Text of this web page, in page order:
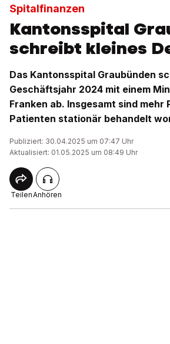
Spitalfinanzen
Kantonsspital
schreibt kleines
Das Kantonsspital Graubünden
Geschäftsjahr 2024 mit einem
Franken ab. Insgesamt sind mehr
Patienten stationär behandelt
Publiziert: 30.04.2025 um 07:47 Uhr
Aktualisiert: 01.05.2025 um 08:49 Uhr
TeilenAnhören